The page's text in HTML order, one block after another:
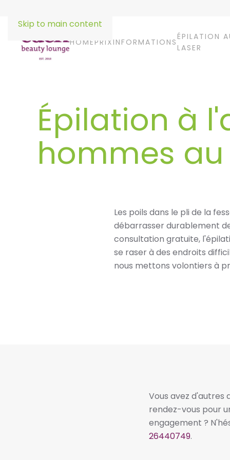
Skip to main content
HOME PRIX INFORMATIONS
ÉPILATION
LASER
Épilation à
hommes
Les poils dans le pli de la
débarrasser durablement
consultation gratuite,
se raser à des endroits
nous mettons volontiers à
Vous avez d'autres
rendez-vous pour
engagement ?
26440749.